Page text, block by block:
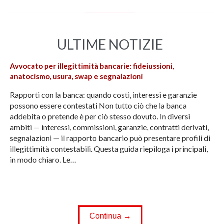
ULTIME NOTIZIE
Avvocato per illegittimità bancarie: fideiussioni,
anatocismo, usura, swap e segnalazioni
Rapporti con la banca: quando costi, interessi e garanzie
possono essere contestati Non tutto ciò che la banca
addebita o pretende è per ciò stesso dovuto. In diversi
ambiti — interessi, commissioni, garanzie, contratti derivati,
segnalazioni — il rapporto bancario può presentare profili di
illegittimità contestabili. Questa guida riepiloga i principali,
in modo chiaro. Le…
Continua →